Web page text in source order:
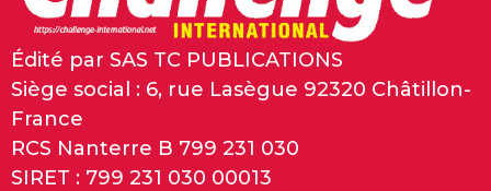
Édité par SAS TC PUBLICATIONS
Siège social : 6, rue Lasègue 92320 Châtillon-
France
RCS Nanterre B 799 231 030
SIRET : 799 231 030 00013